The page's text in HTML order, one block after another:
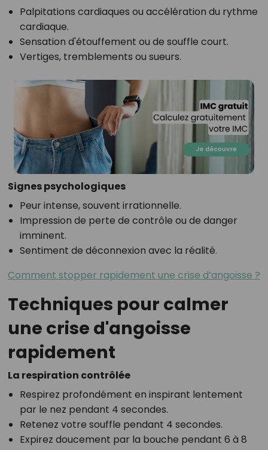
Palpitations cardiaques ou accélération du rythme
cardiaque.
Sensation d'étouffement ou de souffle court.
Vertiges, tremblements ou sueurs.
Signes psychologiques
Peur intense, souvent irrationnelle.
Impression de perte de contrôle ou de danger
imminent.
Sentiment de déconnexion avec la réalité.
Comment stopper rapidement une crise d’angoisse ?
Techniques pour calmer
une crise d'angoisse
rapidement
La respiration contrôlée
Respirez profondément en inspirant lentement
par le nez pendant 4 secondes.
Retenez votre souffle pendant 4 secondes.
Expirez doucement par la bouche pendant 6 à 8